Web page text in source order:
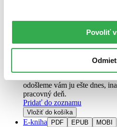
Povoliť
23,70 €
odošleme vám ju ešte dnes,
pracovný deň.
Pridať do zoznamu
Vložiť do košíka
E-kniha PDF EPUB MOBI